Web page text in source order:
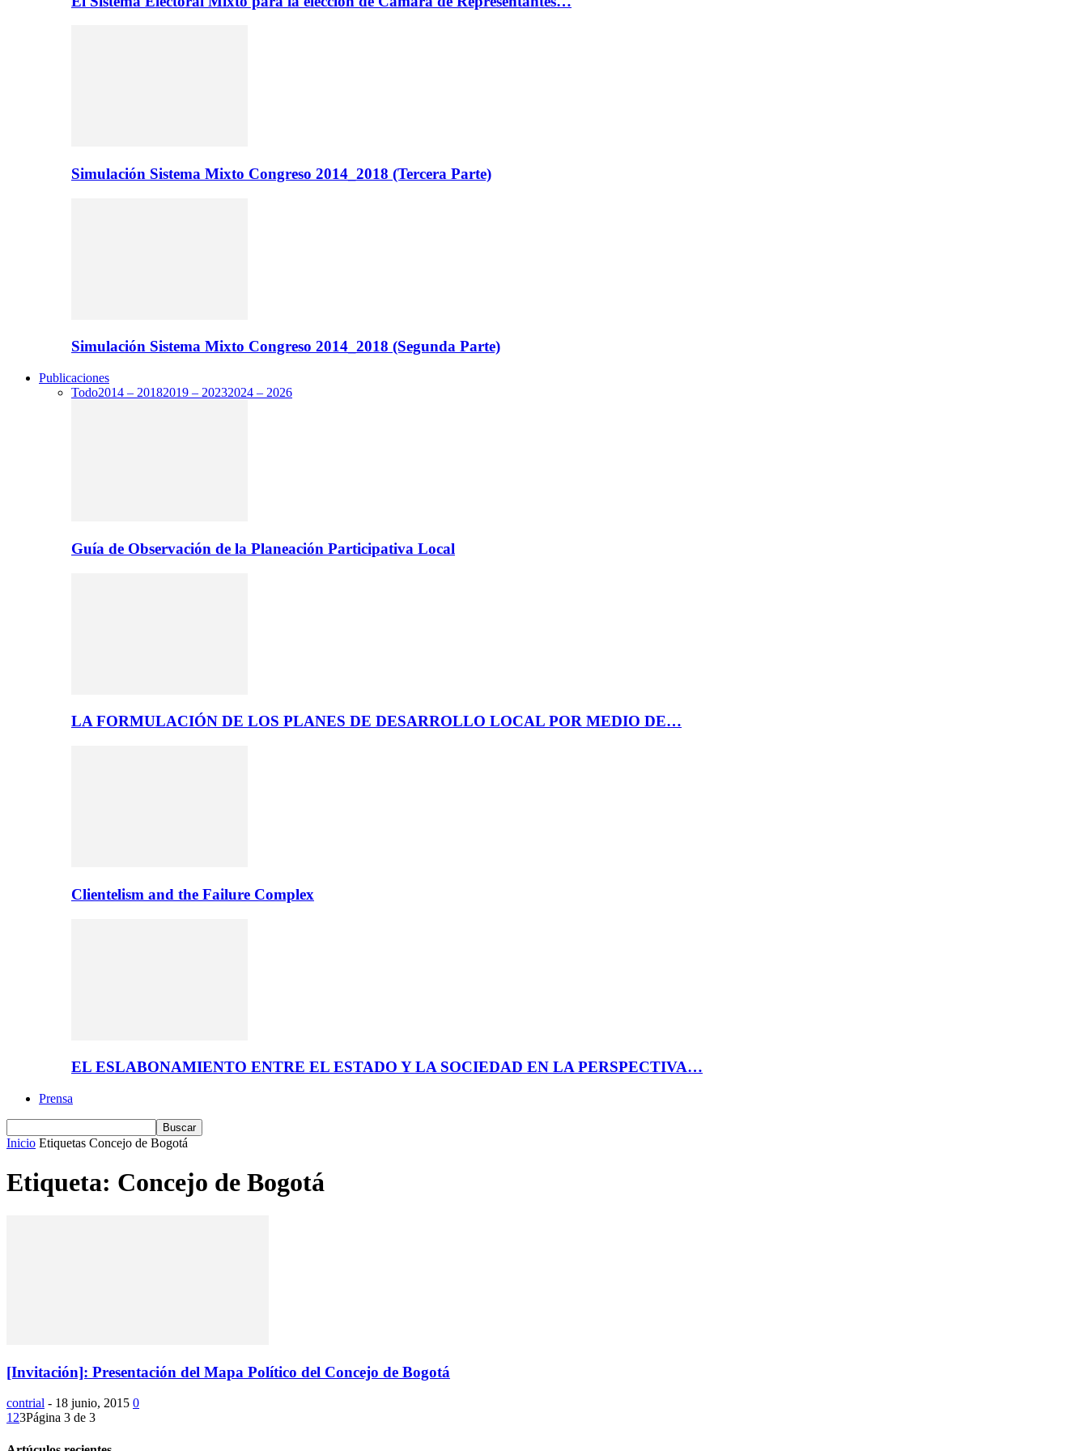
Simulación Sistema Mixto Congreso 2014_2018 (Tercera Parte)
Simulación Sistema Mixto Congreso 2014_2018 (Segunda Parte)
Publicaciones
Todo2014 – 20182019 – 20232024 – 2026
Guía de Observación de la Planeación Participativa Local
LA FORMULACIÓN DE LOS PLANES DE DESARROLLO LOCAL POR MEDIO DE…
Clientelism and the Failure Complex
EL ESLABONAMIENTO ENTRE EL ESTADO Y LA SOCIEDAD EN LA PERSPECTIVA…
Prensa
Inicio Etiquetas Concejo de Bogotá
Etiqueta: Concejo de Bogotá
[Invitación]: Presentación del Mapa Político del Concejo de Bogotá
contrial - 18 junio, 2015 0
1 23Página 3 de 3